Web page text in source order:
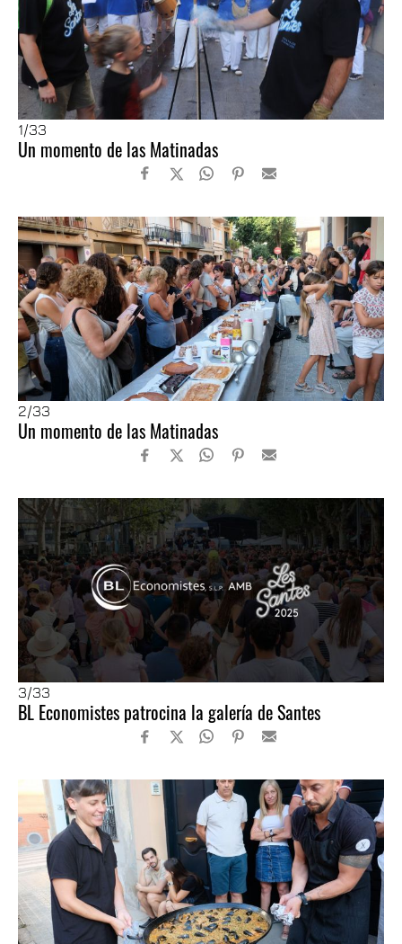
1/33
Un momento de las Matinadas
2/33
Un momento de las Matinadas
3/33
BL Economistes patrocina la galería de Santes